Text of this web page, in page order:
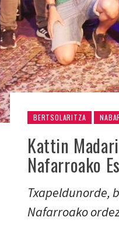
BERTSOLARITZA
Kattin
Nafarroako
Txapeldunorde,
Nafarroako